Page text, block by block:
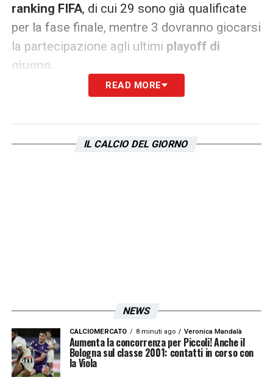
ranking FIFA, di cui 29 sono già qualificate
per la fase finale, mentre 3 dovranno giocarsi
la partecipazione agli ultimi playoff di
giugno.
Ecco gli 8 gironi dei Mondiali in Qatar 2022
Gruppo A:Qatar, Ecuador, Senegal, Olanda;
Gruppo B:Inghilterra, Vincente Playoff Galles-
Gruppo G:Brasile, Serbia, Svizzera, Camerun;
Gruppo H:Portogallo, Ghana, Uruguay, Corea del
Sud.
Senza l’Italia, dovremo “accontentarci” di
READ MORE
IL CALCIO DEL GIORNO
NEWS
CALCIOMERCATO 8 minuti ago Veronica Mandalà
Aumenta la concorrenza per Piccoli! Anche il
Bologna sul classe 2001: contatti in corso con
la Viola